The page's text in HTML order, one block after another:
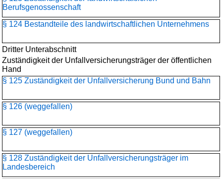
Berufsgenossenschaft
§ 124 Bestandteile des landwirtschaftlichen Unternehmens
Dritter Unterabschnitt
Zuständigkeit der Unfallversicherungsträger der öffentlichen
Hand
§ 125 Zuständigkeit der Unfallversicherung Bund und Bahn
§ 126 (weggefallen)
§ 127 (weggefallen)
§ 128 Zuständigkeit der Unfallversicherungsträger im
Landesbereich